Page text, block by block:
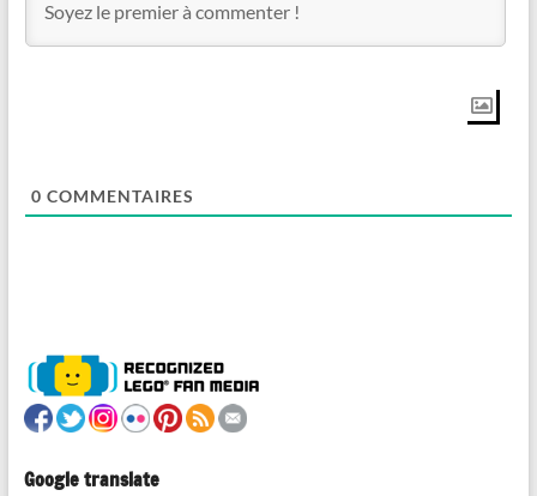
0 COMMENTAIRES
Google translate